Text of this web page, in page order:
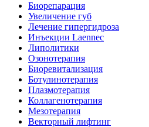
Биорепарация
Увеличение губ
Лечение гипергидроза
Инъекции Laennec
Липолитики
Озонотерапия
Биоревитализация
Ботулинотерапия
Плазмотерапия
Коллагенотерапия
Мезотерапия
Векторный лифтинг